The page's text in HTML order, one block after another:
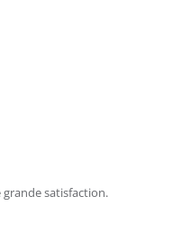
satisfaction.